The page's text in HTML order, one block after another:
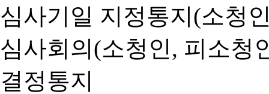
심사기일 지정통지(소청
심사회의(소청인, 피소청
결정통지